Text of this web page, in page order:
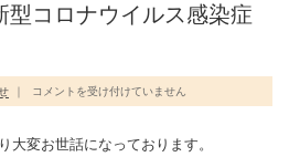
型コロナウイルス感染症
９
月
９
コメントを受け付けていません
変お世話になっております。